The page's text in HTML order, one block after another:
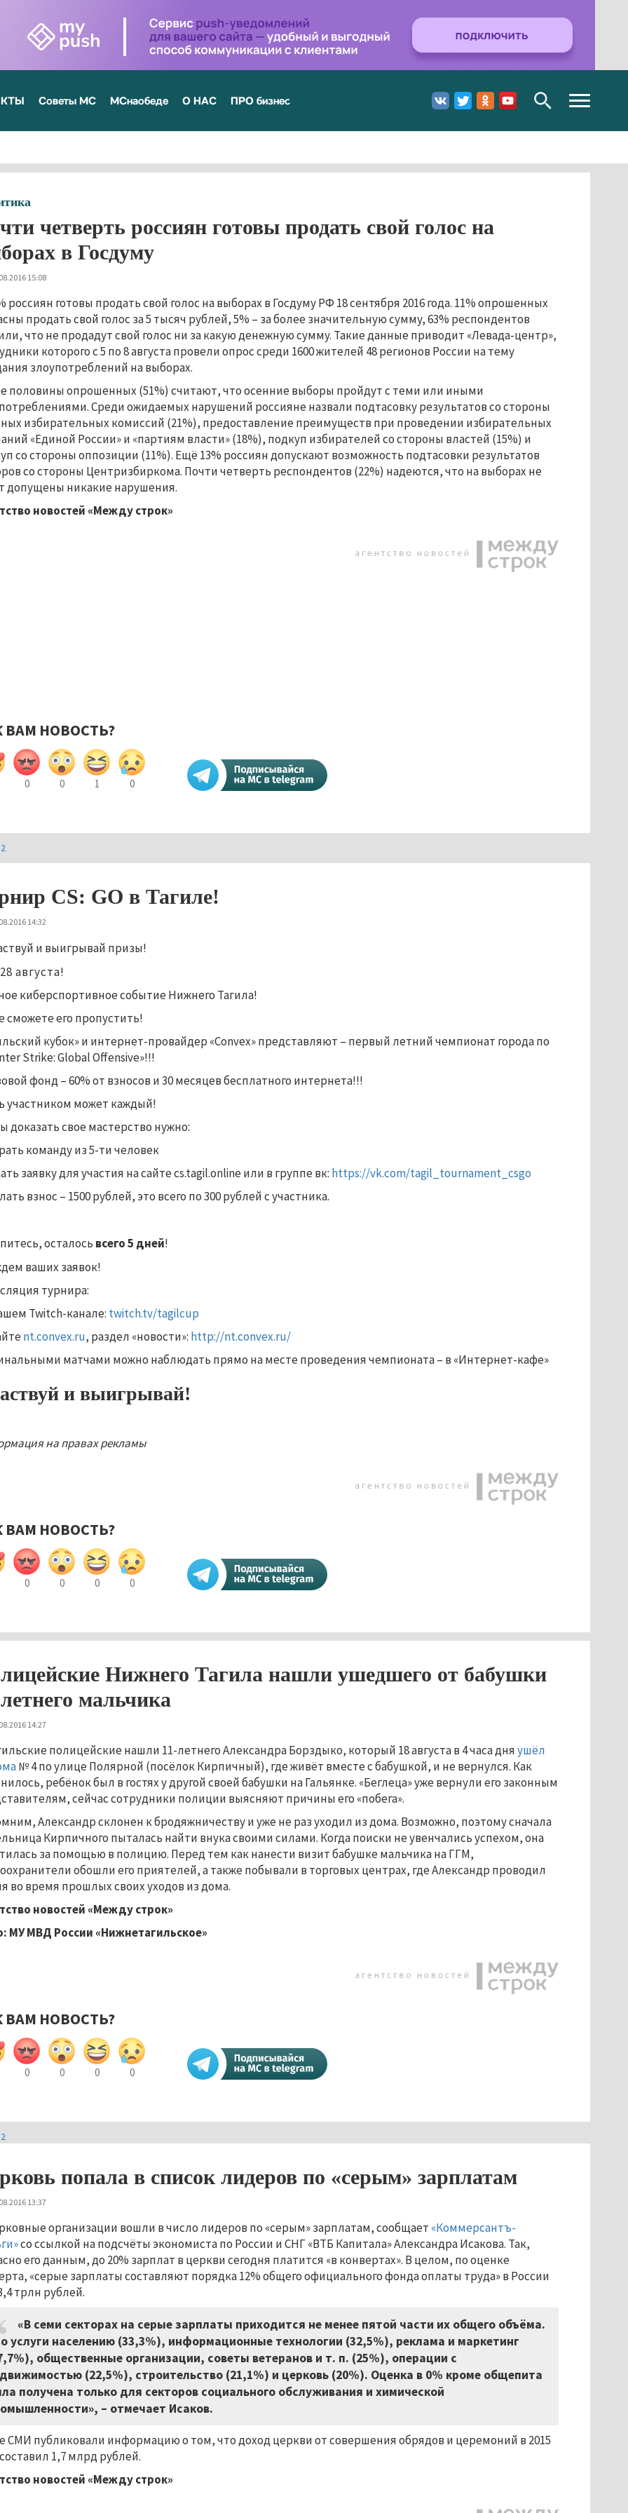
Советы МС МСнаобеде О НАС ПРО бизнес
Toggle
navigation
четверть россиян готовы продать свой голос на
в Госдуму
15:08
россиян готовы продать свой голос на выборах в Госдуму РФ 18 сентября 2016 года. 11% опрошенных
продать свой голос за 5 тысяч рублей, 5% – за более значительную сумму, 63% респондентов
что не продадут свой голос ни за какую денежную сумму. Такие данные приводит «Левада-центр»,
которого с 5 по 8 августа провели опрос среди 1600 жителей 48 регионов России на тему
злоупотреблений на выборах.
половины опрошенных (51%) считают, что осенние выборы пройдут с теми или иными
Среди ожидаемых нарушений россияне назвали подтасовку результатов со стороны
избирательных комиссий (21%), предоставление преимуществ при проведении избирательных
«Единой России» и «партиям власти» (18%), подкуп избирателей со стороны властей (15%) и
со стороны оппозиции (11%). Ещё 13% россиян допускают возможность подтасовки результатов
со стороны Центризбиркома. Почти четверть респондентов (22%) надеются, что на выборах не
допущены никакие нарушения.
новостей «Между строк»
ВАМ НОВОСТЬ?
0 0 1 0
CS: GO в Тагиле!
14:32
и выигрывай призы!
августа!
киберспортивное событие Нижнего Тагила!
сможете его пропустить!
кубок» и интернет-провайдер «Convex» представляют – первый летний чемпионат города по
Strike: Global Offensive»!!!
фонд – 60% от взносов и 30 месяцев бесплатного интернета!!!
участником может каждый!
доказать свое мастерство нужно:
команду из 5-ти человек
заявку для участия на сайте cs.tagil.online или в группе вк: https://vk.com/tagil_tournament_csgo
взнос – 1500 рублей, это всего по 300 рублей с участника.
осталось всего 5 дней!
ваших заявок!
турнира:
Twitch-канале: twitch.tv/tagilcup
nt.convex.ru, раздел «новости»: http://nt.convex.ru/
матчами можно наблюдать прямо на месте проведения чемпионата – в «Интернет-кафе»
и выигрывай!
на правах рекламы
ВАМ НОВОСТЬ?
0 0 0 0
Нижнего Тагила нашли ушедшего от бабушки
мальчика
14:27
полицейские нашли 11-летнего Александра Борздыко, который 18 августа в 4 часа дняушёл
№ 4 по улице Полярной (посёлок Кирпичный), где живёт вместе с бабушкой, и не вернулся. Как
ребёнок был в гостях у другой своей бабушки на Гальянке. «Беглеца» уже вернули его законным
сейчас сотрудники полиции выясняют причины его «побега».
Александр склонен к бродяжничеству и уже не раз уходил из дома. Возможно, поэтому сначала
Кирпичного пыталась найти внука своими силами. Когда поиски не увенчались успехом, она
за помощью в полицию. Перед тем как нанести визит бабушке мальчика на ГГМ,
обошли его приятелей, а также побывали в торговых центрах, где Александр проводил
во время прошлых своих уходов из дома.
новостей «Между строк»
МУ МВД России «Нижнетагильское»
ВАМ НОВОСТЬ?
0 0 0 0
попала в список лидеров по «серым» зарплатам
13:37
организации вошли в число лидеров по «серым» зарплатам, сообщает «Коммерсантъ-
со ссылкой на подсчёты экономиста по России и СНГ «ВТБ Капитала» Александра Исакова. Так,
его данным, до 20% зарплат в церкви сегодня платится «в конвертах». В целом, по оценке
«серые зарплаты составляют порядка 12% общего официального фонда оплаты труда» в России
трлн рублей.
«В семи секторах на серые зарплаты приходится не менее пятой части их общего объёма.
услуги населению (33,3%), информационные технологии (32,5%), реклама и маркетинг
общественные организации, советы ветеранов и т. п. (25%), операции с
(22,5%), строительство (21,1%) и церковь (20%). Оценка в 0% кроме общепита
получена только для секторов социального обслуживания и химической
– отмечает Исаков.
СМИ публиковали информацию о том, что доход церкви от совершения обрядов и церемоний в 2015
1,7 млрд рублей.
новостей «Между строк»